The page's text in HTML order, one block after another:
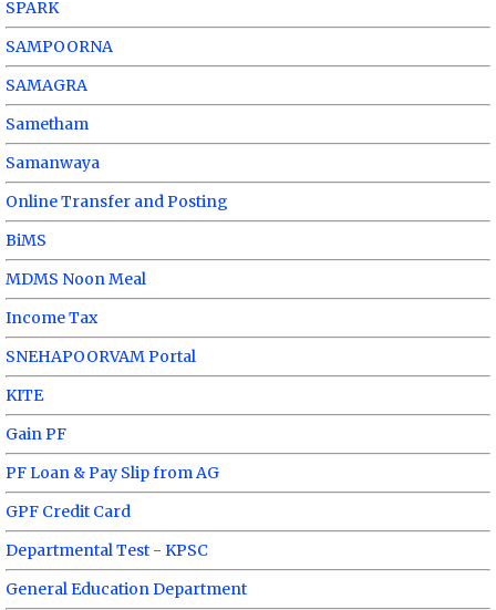
SPARK
SAMPOORNA
SAMAGRA
Sametham
Samanwaya
Online Transfer and Posting
BiMS
MDMS Noon Meal
Income Tax
SNEHAPOORVAM Portal
KITE
Gain PF
PF Loan & Pay Slip from AG
GPF Credit Card
Departmental Test - KPSC
General Education Department